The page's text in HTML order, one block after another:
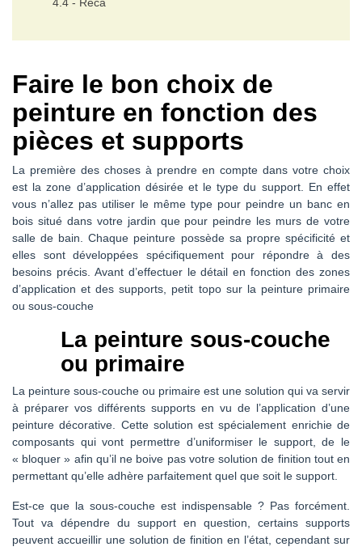
4.4 - Reca
Faire le bon choix de
peinture en fonction des
pièces et supports
La première des choses à prendre en compte dans votre choix
est la zone d’application désirée et le type du support. En effet
vous n’allez pas utiliser le même type pour peindre un banc en
bois situé dans votre jardin que pour peindre les murs de votre
salle de bain. Chaque peinture possède sa propre spécificité et
elles sont développées spécifiquement pour répondre à des
besoins précis. Avant d’effectuer le détail en fonction des zones
d’application et des supports, petit topo sur la peinture primaire
ou sous-couche
La peinture sous-couche
ou primaire
La peinture sous-couche ou primaire est une solution qui va servir
à préparer vos différents supports en vu de l’application d’une
peinture décorative. Cette solution est spécialement enrichie de
composants qui vont permettre d’uniformiser le support, de le
« bloquer » afin qu’il ne boive pas votre solution de finition tout en
permettant qu’elle adhère parfaitement quel que soit le support.
Est-ce que la sous-couche est indispensable ? Pas forcément.
Tout va dépendre du support en question, certains supports
peuvent accueillir une solution de finition en l’état, cependant sur